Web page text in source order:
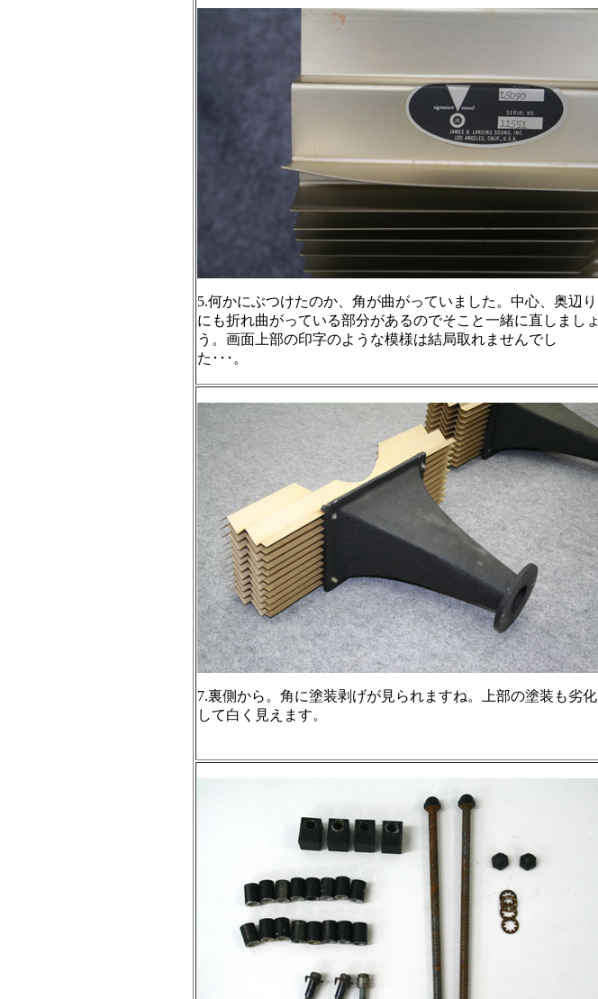
5.何かにぶつけたのか、角が曲がっていました。中心、奥辺り
にも折れ曲がっている部分があるのでそこと一緒に直しましょ
う。画面上部の印字のような模様は結局取れませんでし
た･･･。
7.裏側から。角に塗装剥げが見られますね。上部の塗装も劣化
して白く見えます。